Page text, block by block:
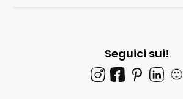
Seguici sui!
🙂